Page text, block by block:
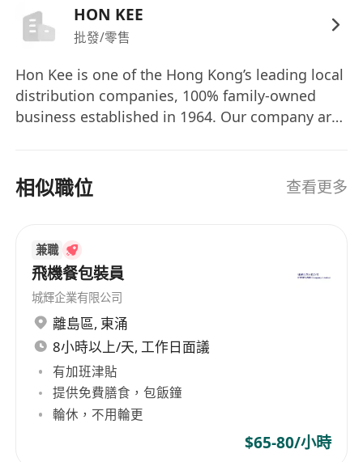
執行。HON KEE
批發/零售
Hon Kee is one of the Hong Kong’s leading local
distribution companies, 100% family-owned
business established in 1964. Our company are
industry for B2B customers, covering different
type of customers in Hong Kong, specializing in
focus on customer satisfaction and a
commitment to excellence, we offer a
comprehensive range of drinks & snacks to
various customers. Our goal is to streamline the
logistics processes, optimize supply chains
management, and ensure timely and cost-
effective delivery of our goods.
相似職位 查看更多
兼職
飛機餐包裝員
城輝企業有限公司
離島區, 東涌
8小時以上/天, 工作日面議
有加班津貼
提供免費膳食，包飯鐘
輪休，不用輪更
$65-80/小時